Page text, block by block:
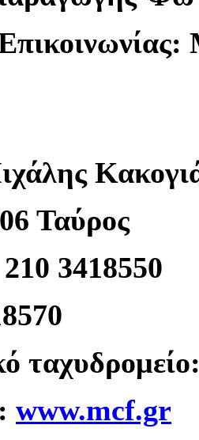
Ταύρος
3418550
www.mcf.gr